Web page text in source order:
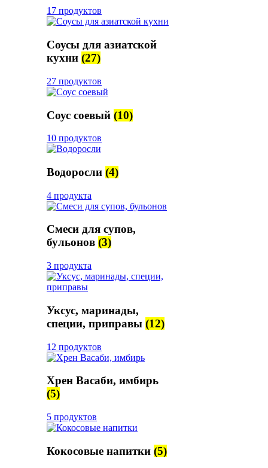
17 продуктов
Соусы для азиатской
кухни (27)
27 продуктов
Соус соевый (10)
10 продуктов
Водоросли (4)
4 продукта
Смеси для супов,
бульонов (3)
3 продукта
Уксус, маринады,
специи, приправы (12)
12 продуктов
Хрен Васаби, имбирь
(5)
5 продуктов
Кокосовые напитки (5)